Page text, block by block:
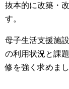
抜本的に改築・
す。
母子生活支援施
の利用状況と課
修を強く求めまし